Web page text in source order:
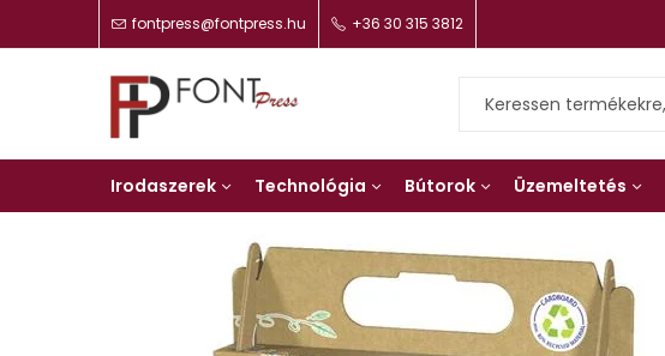
fontpress@fontpress.hu +36 30 315 3812
Irodaszerek Technológia Bútorok Üzemeltetés